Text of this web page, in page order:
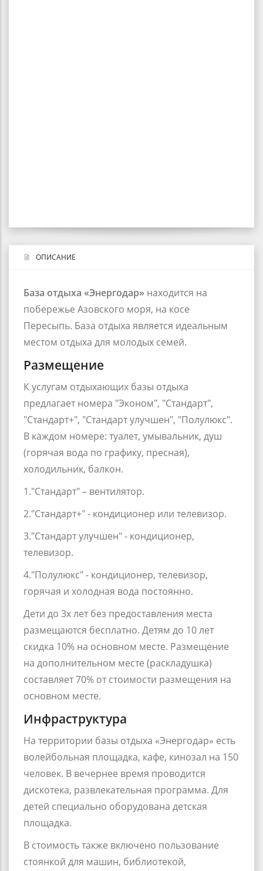
ОПИСАНИЕ
База отдыха «Энергодар» находится на
побережье Азовского моря, на косе
Пересыпь. База отдыха является идеальным
местом отдыха для молодых семей.
Размещение
К услугам отдыхающих базы отдыха
предлагает номера "Эконом", "Стандарт",
"Стандарт+", "Стандарт улучшен", "Полулюкс".
В каждом номере: туалет, умывальник, душ
(горячая вода по графику, пресная),
холодильник, балкон.
1."Стандарт" – вентилятор.
2."Стандарт+" - кондиционер или телевизор.
3."Стандарт улучшен" - кондиционер,
телевизор.
4."Полулюкс" - кондиционер, телевизор,
горячая и холодная вода постоянно.
Дети до 3х лет без предоставления места
размещаются бесплатно. Детям до 10 лет
скидка 10% на основном месте. Размещение
на дополнительном месте (раскладушка)
составляет 70% от стоимости размещения на
основном месте.
Инфраструктура
На территории базы отдыха «Энергодар» есть
волейбольная площадка, кафе, кинозал на 150
человек. В вечернее время проводится
дискотека, развлекательная программа. Для
детей специально оборудована детская
площадка.
В стоимость также включено пользование
стоянкой для машин, библиотекой,